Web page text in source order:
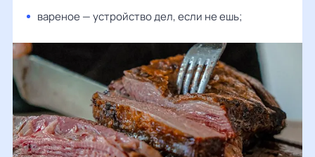
вареное — устройство дел, если не ешь;